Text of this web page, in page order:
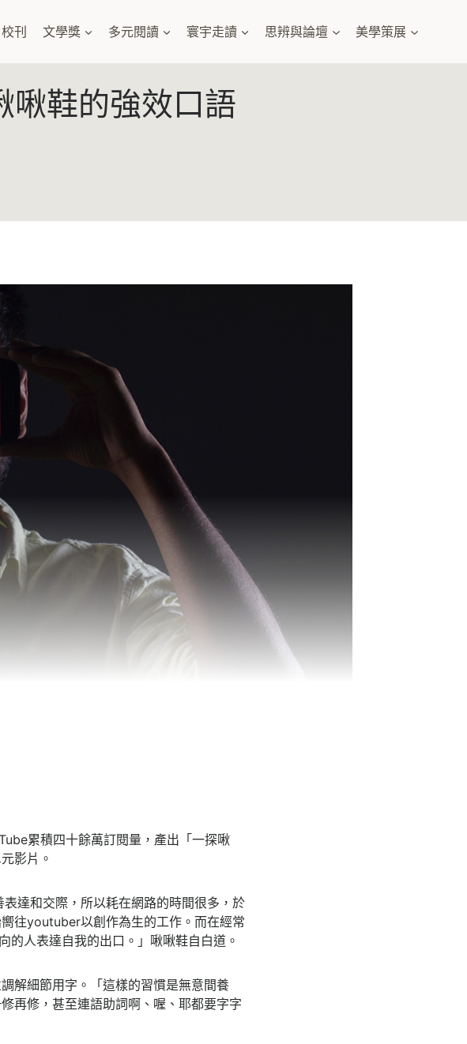
刊 文學獎 多元閱讀 寰宇走讀 思辨與論壇 美學策展
啾鞋的強效口語
累積四十餘萬訂閱量，產出「一探啾
影片。
達和交際，所以耗在網路的時間很多，於
往youtuber以創作為生的工作。而在經常
人表達自我的出口。」啾啾鞋自白道。
解細節用字。「這樣的習慣是無意間養
再修，甚至連語助詞啊、喔、耶都要字字